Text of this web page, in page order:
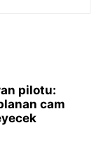
pilotu:
cam